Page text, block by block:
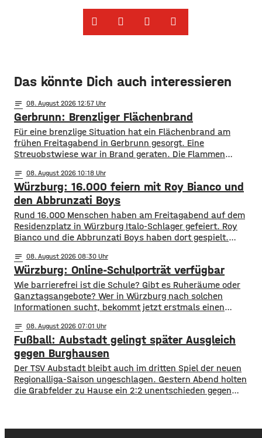
Das könnte Dich auch interessieren
notes 08. August 2026 12:57
Gerbrunn: Brenzliger Flächenbrand
Für eine brenzlige Situation hat ein Flächenbrand am
frühen Freitagabend in Gerbrunn gesorgt. Eine
Streuobstwiese war in Brand geraten. Die Flammen
Fläche von mehreren hundert Quadratmetern aus. Auch
vier Bäume standen in Flammen. Zudem kamen die
Flammen auch einer Kleingartenanlage und fünf
Wohnhäusern immer näher. Den Feuerwehren
notes 08. August 2026 10:18
Würzburg: 16.000 feiern mit Roy Bianco und
den Abbrunzati Boys
Rund 16.000 Menschen haben am Freitagabend auf dem
Residenzplatz in Würzburg Italo-Schlager gefeiert. Roy
Bianco und die Abbrunzati Boys haben dort gespielt.
abseits des Konzertgeländes verfolgten viele Zaungäste bei
Picknick-Stimmung in den Straßen die Songs. Hier gibt es
Bilder vom Konzert Die Konzertreihe vor dem
notes 08. August 2026 08:30
Würzburg: Online-Schulporträt verfügbar
​​Wie barrierefrei ist die Schule? Gibt es Ruheräume oder
Ganztagsangebote? Wer in Würzburg nach solchen
Informationen sucht, bekommt jetzt erstmals einen
im Open-Data-Portal neue digitale
Schulporträts veröffentlicht. Dort werden alle 35 Schulen
in städtischer Trägerschaft mit einer Vielzahl von Daten
vorgestellt und miteinander vergleichbar gemacht. ​So
können beispielsweise Schülerzahlen, die Anzahl der
notes 08. August 2026 07:01
Fußball: Aubstadt gelingt später Ausgleich
gegen Burghausen
Der TSV Aubstadt bleibt auch im dritten Spiel der neuen
Regionalliga-Saison ungeschlagen. Gestern Abend holten
die Grabfelder zu Hause ein 2:2 unentschieden gegen